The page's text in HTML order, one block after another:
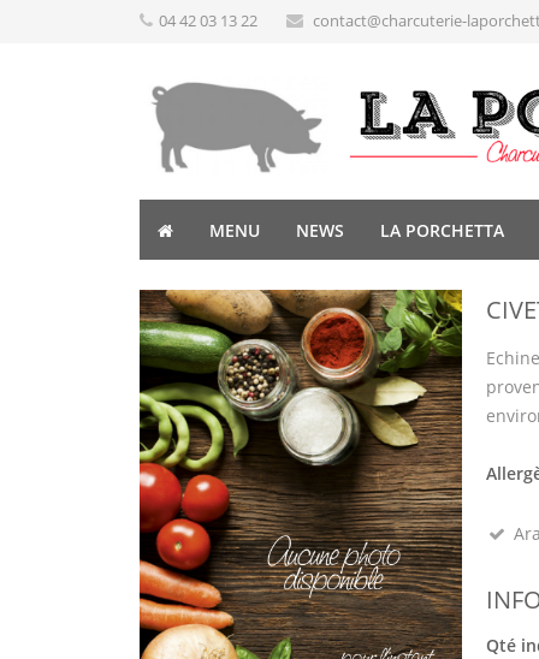
04 42 03 13 22 contact@charcuterie-
MENU NEWS LA PORCHETTA
Qté